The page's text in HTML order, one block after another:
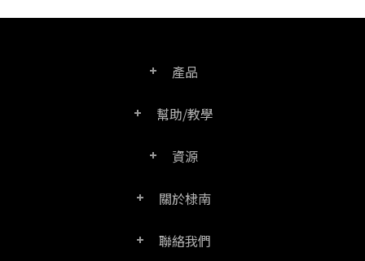
產品
PDF文電通專業版
幫助/教學
常見問題
資源
產品/授權比較表
關於棣南
公司介紹
聯絡我們